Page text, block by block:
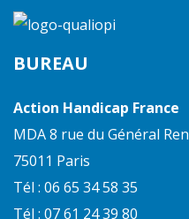
BUREAU
Action Handicap France
MDA 8 rue du Général
75011 Paris
Tél : 06 65 34 58 35
Tél : 07 61 24 39 80